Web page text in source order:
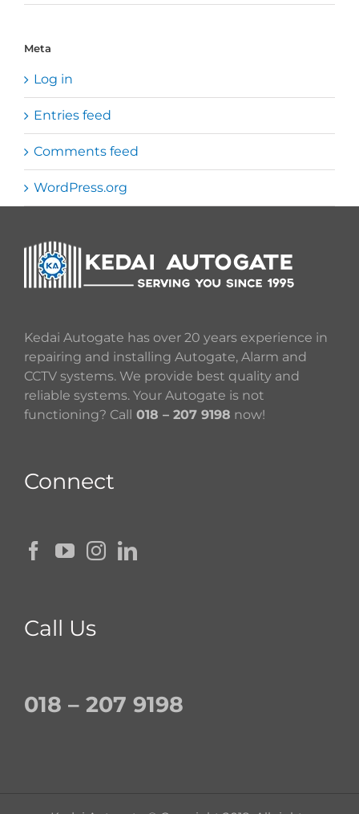
Meta
Log in
Entries feed
Comments feed
WordPress.org
Kedai Autogate has over 20 years experience in
repairing and installing Autogate, Alarm and
CCTV systems. We provide best quality and
reliable systems. Your Autogate is not
functioning? Call 018 – 207 9198 now!
Connect
Call Us
018 – 207 9198